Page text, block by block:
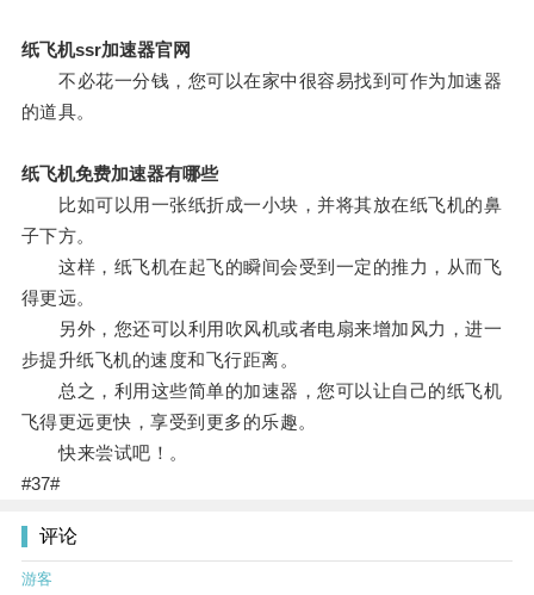
纸飞机ssr加速器官网
不必花一分钱，您可以在家中很容易找到可作为加速器
的道具。
纸飞机免费加速器有哪些
比如可以用一张纸折成一小块，并将其放在纸飞机的鼻
子下方。
这样，纸飞机在起飞的瞬间会受到一定的推力，从而飞
得更远。
另外，您还可以利用吹风机或者电扇来增加风力，进一
步提升纸飞机的速度和飞行距离。
总之，利用这些简单的加速器，您可以让自己的纸飞机
飞得更远更快，享受到更多的乐趣。
快来尝试吧！。
#37#
评论
游客